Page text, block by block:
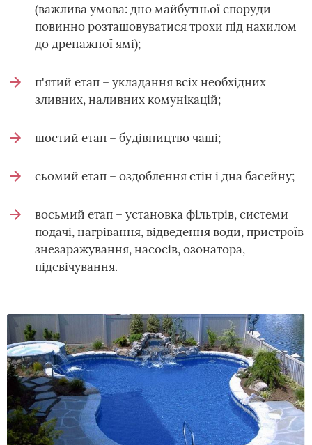
(важлива умова: дно майбутньої споруди
повинно розташовуватися трохи під нахилом
до дренажної ямі);
п'ятий етап – укладання всіх необхідних
зливних, наливних комунікацій;
шостий етап – будівництво чаші;
сьомий етап – оздоблення стін і дна басейну;
восьмий етап – установка фільтрів, системи
подачі, нагрівання, відведення води, пристроїв
знезаражування, насосів, озонатора,
підсвічування.